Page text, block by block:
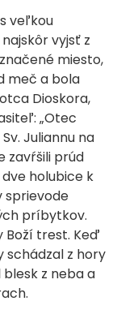
veľkou
vyjsť z
miesto,
meč a bola
Dioskora,
„Otec
Juliannu na
zavŕšili prúd
holubice k
sprievode
príbytkov.
Boží trest. Keď
schádzal z hory
z neba a